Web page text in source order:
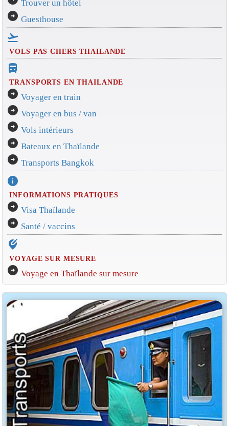
Trouver un hôtel
arrow_circle_right Guesthouse
flight_takeoff
VOLS PAS CHERS THAILANDE
directions_bus_filled
TRANSPORTS EN THAILANDE
arrow_circle_right Voyager en train
arrow_circle_right Voyager en bus / van
arrow_circle_right Vols intérieurs
arrow_circle_right Bateaux en Thaïlande
arrow_circle_right Transports Bangkok
info
INFORMATIONS PRATIQUES
arrow_circle_right Visa Thaïlande
arrow_circle_right Santé / vaccins
edit_location_alt
VOYAGE SUR MESURE
arrow_circle_right Voyage en Thaïlande sur mesure